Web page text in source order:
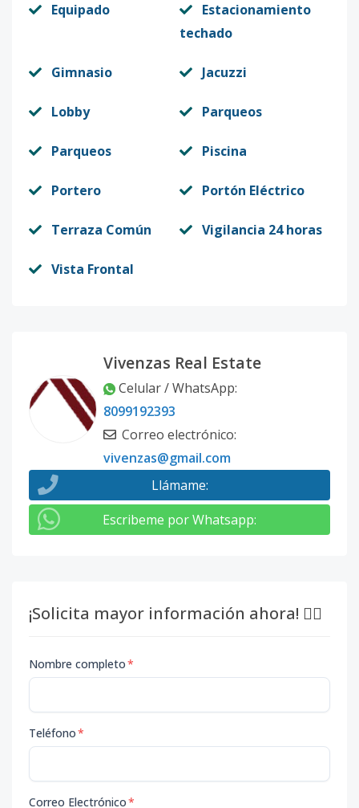
Equipado
Estacionamiento
techado
Gimnasio Jacuzzi
Lobby Parqueos
Parqueos Piscina
Portero Portón Eléctrico
Terraza Común Vigilancia 24 horas
Vista Frontal
Vivenzas Real Estate
Celular / WhatsApp:
8099192393
Correo electrónico:
vivenzas@gmail.com
Llámame:
Escribeme por Whatsapp:
¡Solicita mayor información ahora! 👇🏽
Nombre completo*
Teléfono*
Correo Electrónico*